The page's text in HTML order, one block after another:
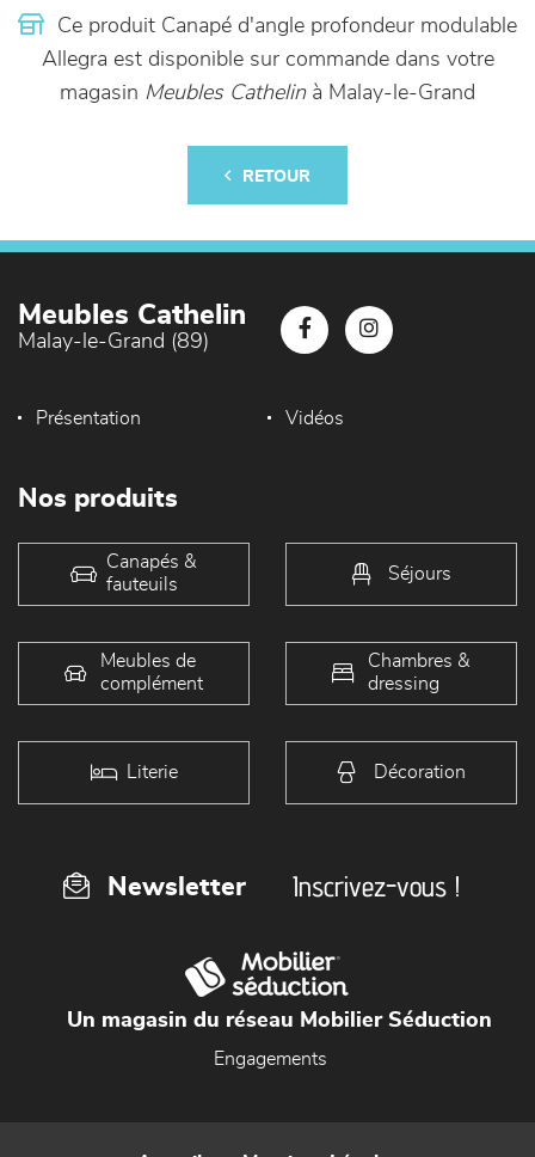
Ce produit Canapé d'angle profondeur modulable
Allegra est disponible sur commande dans votre
magasin Meubles Cathelinà Malay-le-Grand
RETOUR
Meubles Cathelin
Malay-le-Grand (89)
Présentation Vidéos
Nos produits
Canapés &
fauteuils
Séjours
Meubles de
complément
Chambres &
dressing
Literie Décoration
Newsletter Inscrivez-vous !
Un magasin du réseau Mobilier Séduction
Engagements